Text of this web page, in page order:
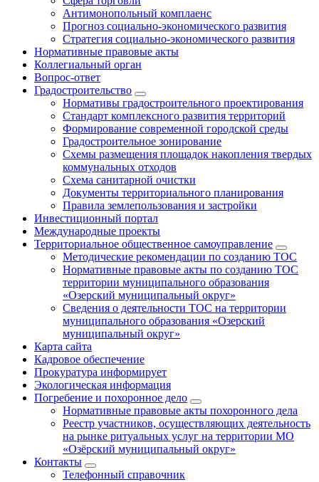
Антимонопольный комплаенс
Прогноз социально-экономического развития
Стратегия социально-экономического развития
Нормативные правовые акты
Коллегиальный орган
Вопрос-ответ
Градостроительство
Нормативы градостроительного проектирования
Стандарт комплексного развития территорий
Формирование современной городской среды
Градостроительное зонирование
Схемы размещения площадок накопления твердых
коммунальных отходов
Схема санитарной очистки
Документы территориального планирования
Правила землепользования и застройки
Инвестиционный портал
Международные проекты
Территориальное общественное самоуправление
Методические рекомендации по созданию ТОС
Нормативные правовые акты по созданию ТОС
территории муниципального образования
«Озерский муниципальный округ»
Сведения о деятельности ТОС на территории
муниципального образования «Озерский
муниципальный округ»
Карта сайта
Кадровое обеспечение
Прокуратура информирует
Экологическая информация
Погребение и похоронное дело
Нормативные правовые акты похоронного дела
Реестр участников, осуществляющих деятельность
на рынке ритуальных услуг на территории МО
«Озёрский муниципальный округ»
Контакты
Телефонный справочник